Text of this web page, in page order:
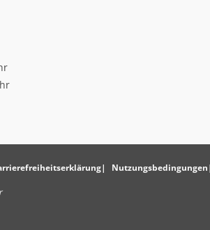
Nutzungsbedingungen